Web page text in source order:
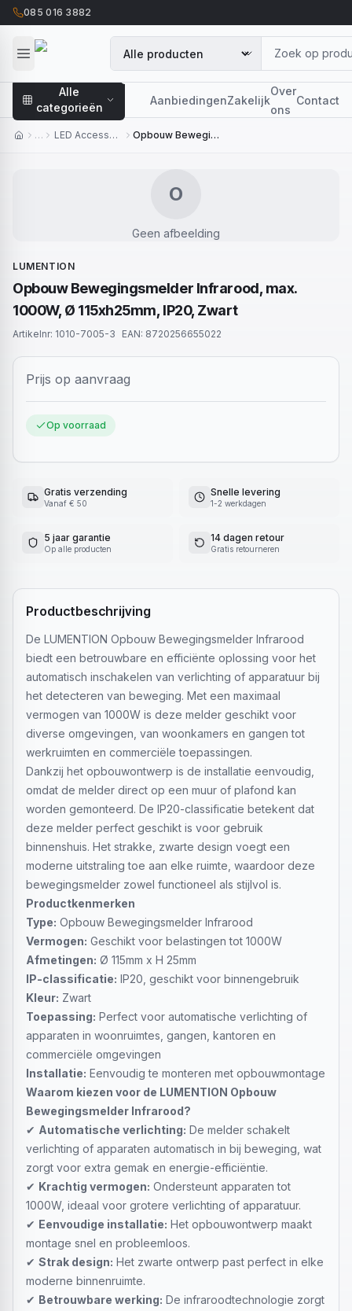
085 016 3882
Alle
categorieën
AanbiedingenZakelijk
Over
ons
Contact
… LED Accessoires Opbouw Bewegingsmelder Infrarood, max. 1000W, Ø 115xh25mm, IP20, Zwart
O
Geen afbeelding
LUMENTION
Opbouw Bewegingsmelder Infrarood, max.
1000W, Ø 115xh25mm, IP20, Zwart
Artikelnr: 1010-7005-3 EAN: 8720256655022
Prijs op aanvraag
Op voorraad
Gratis verzending
Vanaf € 50
Snelle levering
1-2 werkdagen
5 jaar garantie
Op alle producten
14 dagen retour
Gratis retourneren
Productbeschrijving
De LUMENTION Opbouw Bewegingsmelder Infrarood
biedt een betrouwbare en efficiënte oplossing voor het
automatisch inschakelen van verlichting of apparatuur bij
het detecteren van beweging. Met een maximaal
vermogen van 1000W is deze melder geschikt voor
diverse omgevingen, van woonkamers en gangen tot
werkruimten en commerciële toepassingen.
Dankzij het opbouwontwerp is de installatie eenvoudig,
omdat de melder direct op een muur of plafond kan
worden gemonteerd. De IP20-classificatie betekent dat
deze melder perfect geschikt is voor gebruik
binnenshuis. Het strakke, zwarte design voegt een
moderne uitstraling toe aan elke ruimte, waardoor deze
bewegingsmelder zowel functioneel als stijlvol is.
Productkenmerken
Type: Opbouw Bewegingsmelder Infrarood
Vermogen: Geschikt voor belastingen tot 1000W
Afmetingen: Ø 115mm x H 25mm
IP-classificatie: IP20, geschikt voor binnengebruik
Kleur: Zwart
Toepassing: Perfect voor automatische verlichting of
apparaten in woonruimtes, gangen, kantoren en
commerciële omgevingen
Installatie: Eenvoudig te monteren met opbouwmontage
Waarom kiezen voor de LUMENTION Opbouw
Bewegingsmelder Infrarood?
✔ Automatische verlichting: De melder schakelt
verlichting of apparaten automatisch in bij beweging, wat
zorgt voor extra gemak en energie-efficiëntie.
✔ Krachtig vermogen: Ondersteunt apparaten tot
1000W, ideaal voor grotere verlichting of apparatuur.
✔ Eenvoudige installatie: Het opbouwontwerp maakt
montage snel en probleemloos.
✔ Strak design: Het zwarte ontwerp past perfect in elke
moderne binnenruimte.
✔ Betrouwbare werking: De infraroodtechnologie zorgt